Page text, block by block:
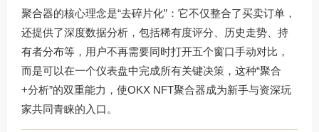
聚合器的核心理念是“去碎片化”：它不仅整合了买卖订单，
还提供了深度数据分析，包括稀有度评分、历史走势、持
有者分布等，用户不再需要同时打开五个窗口手动对比，
而是可以在一个仪表盘中完成所有关键决策，这种“聚合
+分析”的双重能力，使OKX NFT聚合器成为新手与资深玩
家共同青睐的入口。